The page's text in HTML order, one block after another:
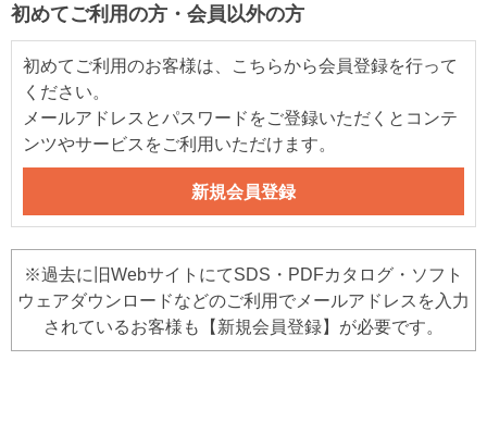
初めてご利用の方・会員以外の方
初めてご利用のお客様は、こちらから会員登録を行って
ください。
メールアドレスとパスワードをご登録いただくとコンテ
ンツやサービスをご利用いただけます。
※過去に旧WebサイトにてSDS・PDFカタログ・ソフト
ウェアダウンロードなどのご利用でメールアドレスを入力
されているお客様も【新規会員登録】が必要です。